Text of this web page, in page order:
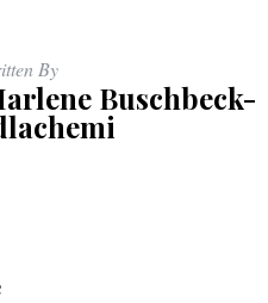
By
Buschbeck-